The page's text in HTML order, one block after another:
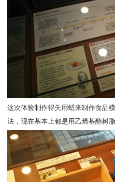
这次体验制作得失用蜡来制作食品
法，现在基本上都是用乙烯基酯树